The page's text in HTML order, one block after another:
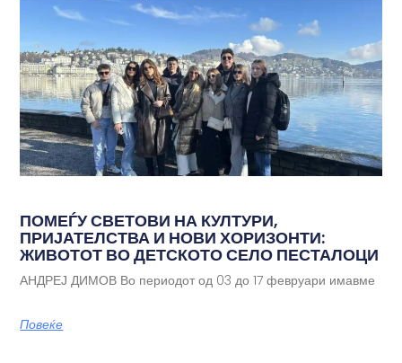
ПОМЕЃУ СВЕТОВИ НА КУЛТУРИ,
ПРИЈАТЕЛСТВА И НОВИ ХОРИЗОНТИ:
ЖИВОТОТ ВО ДЕТСКОТО СЕЛО ПЕСТАЛОЦИ
АНДРЕЈ ДИМОВ Во периодот од 03 до 17 февруари имавме
Повеќе